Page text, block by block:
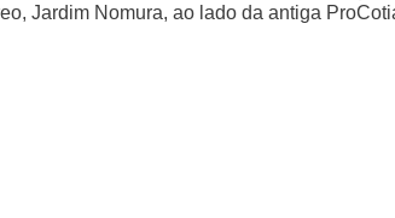
Jardim Nomura, ao lado da antiga